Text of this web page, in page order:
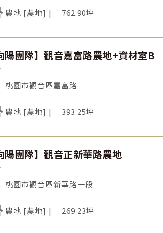
農地 [農地] 762.90坪
陽團隊】觀音嘉富路農地+資材室B
桃園市觀音區嘉富路
農地 [農地] 393.25坪
陽團隊】觀音正新華路農地
桃園市觀音區新華路一段
農地 [農地] 269.23坪